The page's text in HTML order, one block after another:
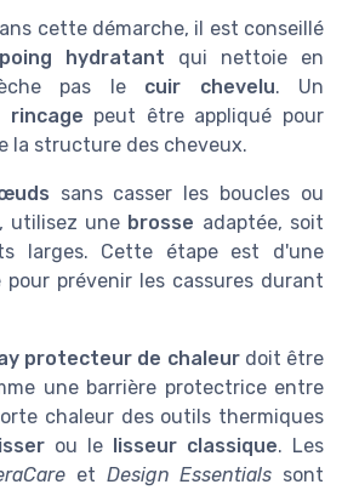
cette démarche, il est conseillé
hydratant qui nettoie en
pas le cuir chevelu. Un
rincage peut être appliqué pour
la structure des cheveux.
sans casser les boucles ou
utilisez une brosse adaptée, soit
larges. Cette étape est d'une
prévenir les cassures durant
protecteur de chaleurdoit être
une barrière protectrice entre
chaleur des outils thermiques
ou le lisseur classique. Les
et Design Essentials sont